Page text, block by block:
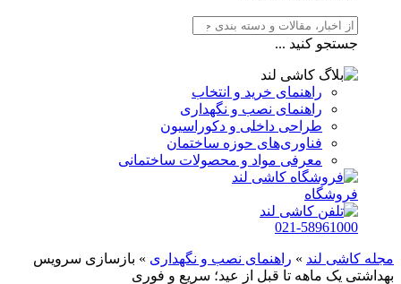
جستجو کنید ...
راهنمای خرید و انتخاب
راهنمای نصب و نگهداری
طراحی داخلی و دکوراسیون
فناوری‌های حوزه ساختمان
معرفی مواد و محصولات ساختمانی
فروشگاه
021-58961000
مجله کاشی لند » راهنمای نصب و نگهداری » بازسازی سرویس
بهداشتی یک ماهه تا قبل از عید؛ سریع و فوری